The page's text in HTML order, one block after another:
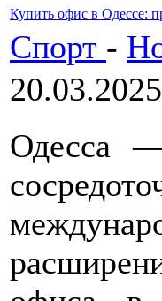
Купить офис в Одессе:
Спорт -
Одесса